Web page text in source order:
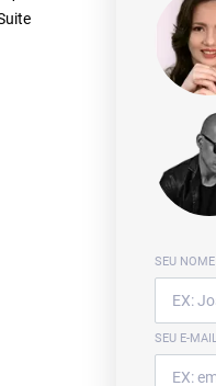
SEU NOME
SEU E-MAIL